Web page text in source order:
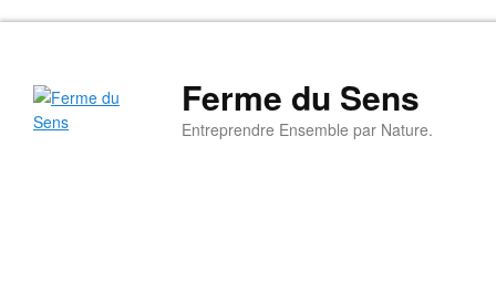
Ferme du Sens
Entreprendre Ensemble par Nature.